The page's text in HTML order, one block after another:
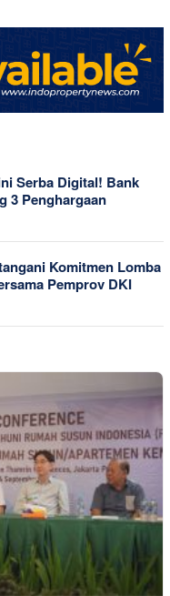
Serba Digital! Bank
3 Penghargaan
Komitmen Lomba
Pemprov DKI